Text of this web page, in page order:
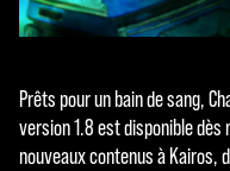
Prêts pour un bain de sang,
version 1.8 est disponible
nouveaux contenus à Kairos,